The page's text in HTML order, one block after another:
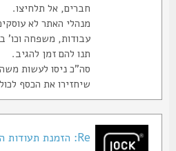
חברים, אל תלחיצו.
מנהלי האתר לא עוסקים
עבודות, משפחה וכו' בדיוק
תנו להם זמן להגיב.
סה"כ ניסו לעשות משהו
שיחזירו את הכסף לכולם.
Re: הזמנת תעודות החבר של הסליק